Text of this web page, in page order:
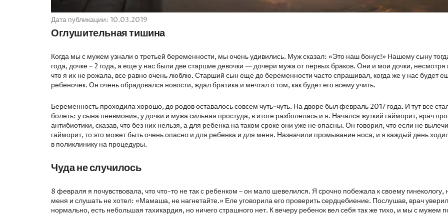
Дата публикации: 10.03.2019
Оглушительная тишина
Когда мы с мужем узнали о третьей беременности, мы очень удивились. Муж сказал: «Это наш бонус!» Нашему сыну
года, дочке – 2 года, а еще у нас были две старшие девочки — дочери мужа от первых браков. Они и мои дочки, несмотря
что я их не рожала, все равно очень люблю. Старший сын еще до беременности часто спрашивал, когда же у нас будет
ребеночек. Он очень обрадовался новости, ждал братика и мечтал о том, как будет его всему учить.
Беременность проходила хорошо, до родов оставалось совсем чуть-чуть. На дворе был февраль 2017 года. И тут все
болеть: у сына пневмония, у дочки и мужа сильная простуда, в итоге разболелась и я. Начался жуткий гайморит, врач
антибиотики, сказав, что без них нельзя, а для ребенка на таком сроке они уже не опасны. Он говорил, что если не
гайморит, то это может быть очень опасно и для ребенка и для меня. Назначили промывание носа, и я каждый день
в поликлинику на процедуры.
Чуда не случилось
8 февраля я почувствовала, что что-то не так с ребенком – он мало шевелился. Я срочно побежала к своему гинекологу,
меня и слушать не хотел: «Мамаша, не нагнетайте.» Еле уговорила его проверить сердцебиение. Послушав, врач
нормально, есть небольшая тахикардия, но ничего страшного нет. К вечеру ребенок вел себя так же тихо, и мы с мужем